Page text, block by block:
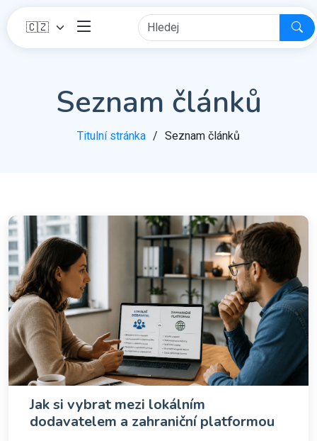
Seznam článků
Titulní stránka Seznam článků
Jak si vybrat mezi lokálním
dodavatelem a zahraniční platformou